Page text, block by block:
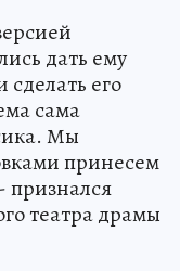
дать ему
его
сама
Мы
принесем
признался
театра драмы